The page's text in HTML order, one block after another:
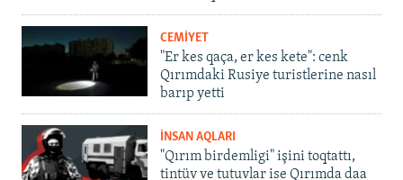
CEMİYET
"Er kes qaça, er kes kete": cenk
Qırımdaki Rusiye turistlerine nasıl
barıp yetti
İNSAN AQLARI
"Qırım birdemligi" işini toqtattı,
tintüv ve tutuvlar ise Qırımda daa